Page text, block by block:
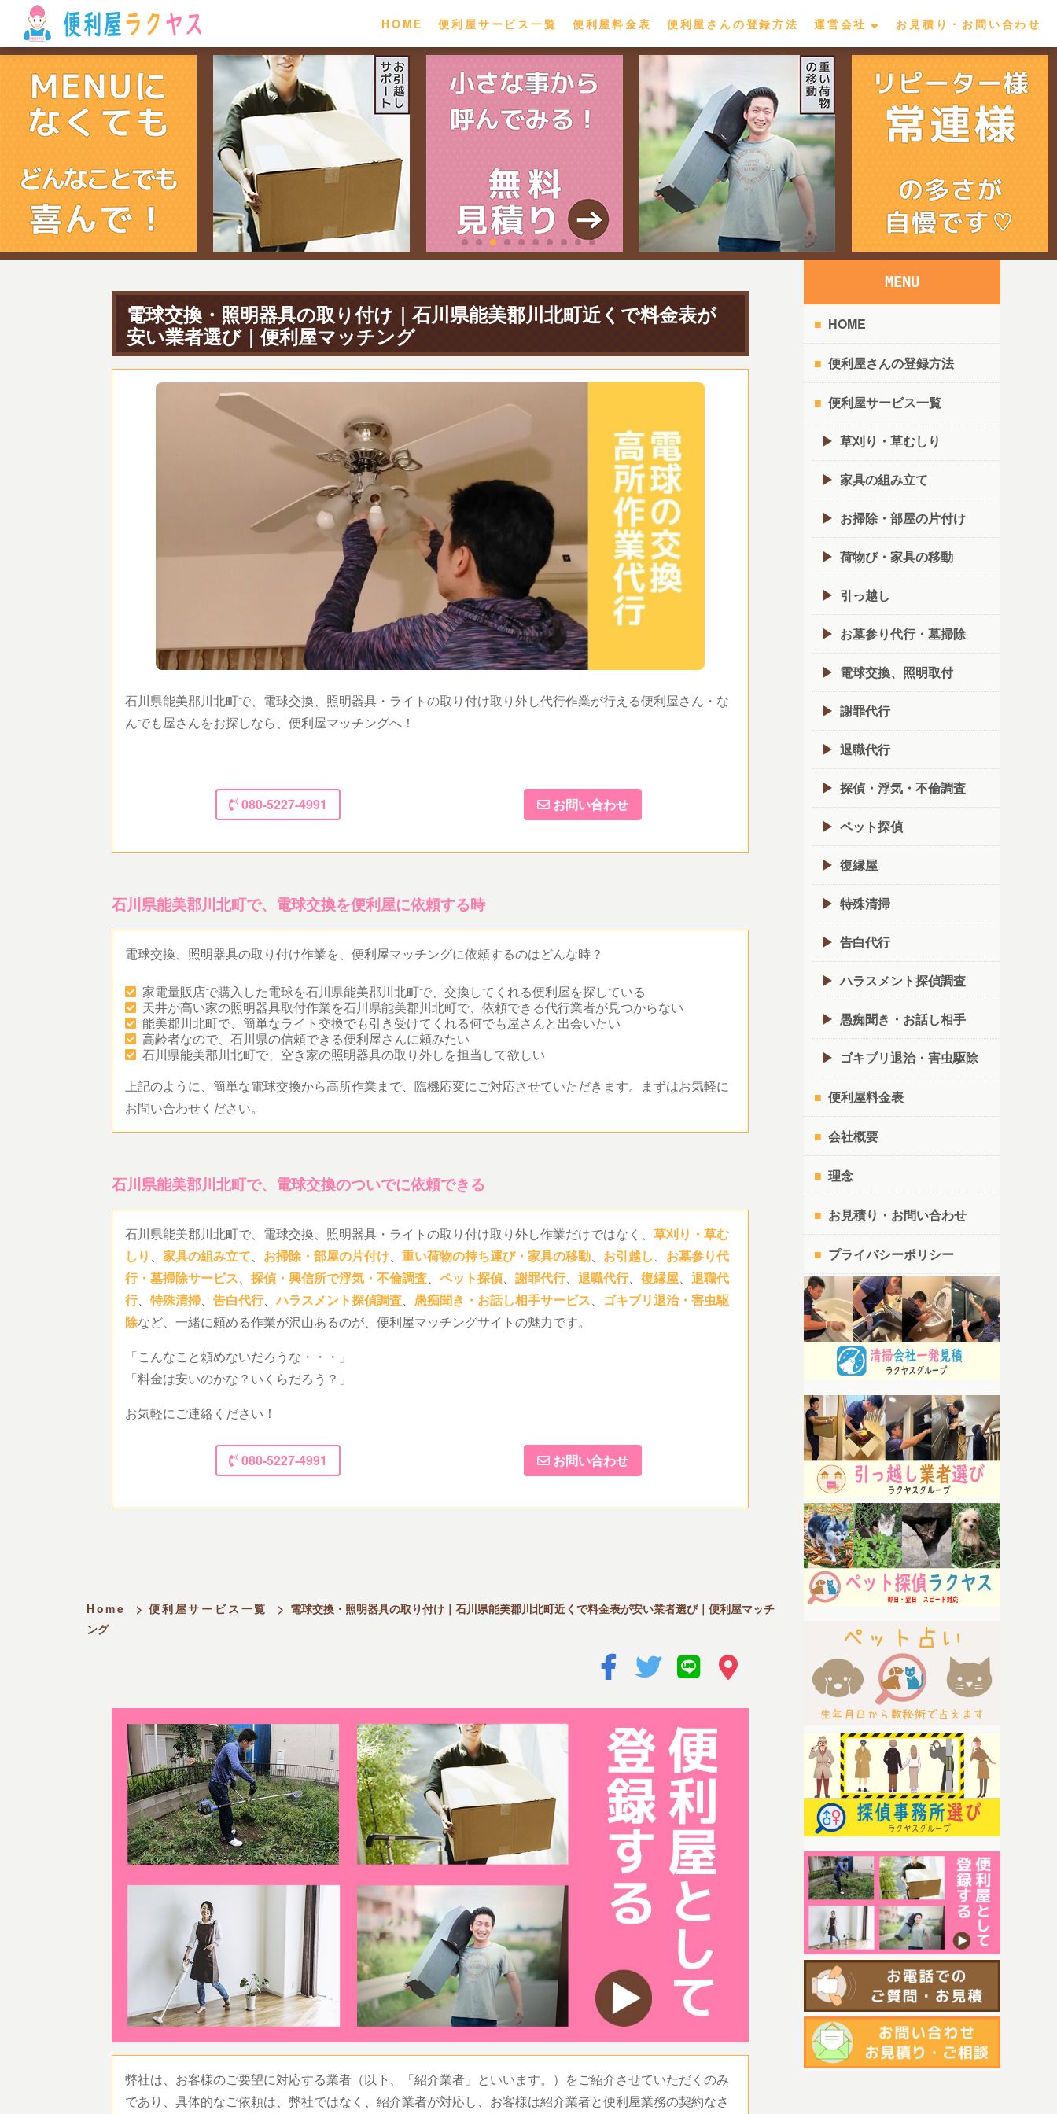
HOME 便利屋サービス一覧 便利屋料金表 便利屋さんの登録方法 運営会社 お見積り・お問い合わせ
電球交換・照明器具の取り付け｜石川県能美郡川北町近くで料金表が
安い業者選び｜便利屋マッチング
石川県能美郡川北町で、電球交換、照明器具・ライトの取り付け取り外し代行作業が行える便利屋さん・な
んでも屋さんをお探しなら、便利屋マッチングへ！
080-5227-4991 お問い合わせ
石川県能美郡川北町で、電球交換を便利屋に依頼する時
電球交換、照明器具の取り付け作業を、便利屋マッチングに依頼するのはどんな時？
家電量販店で購入した電球を石川県能美郡川北町で、交換してくれる便利屋を探している
天井が高い家の照明器具取付作業を石川県能美郡川北町で、依頼できる代行業者が見つからない
能美郡川北町で、簡単なライト交換でも引き受けてくれる何でも屋さんと出会いたい
高齢者なので、石川県の信頼できる便利屋さんに頼みたい
石川県能美郡川北町で、空き家の照明器具の取り外しを担当して欲しい
上記のように、簡単な電球交換から高所作業まで、臨機応変にご対応させていただきます。まずはお気軽に
お問い合わせください。
石川県能美郡川北町で、電球交換のついでに依頼できる
石川県能美郡川北町で、電球交換、照明器具・ライトの取り付け取り外し作業だけではなく、 草刈り・草む
しり 、 家具の組み立て、 お掃除・部屋の片付け、 重い荷物の持ち運び・家具の移動、 お引越し、 お墓参り代
行・墓掃除サービス、 探偵・興信所で浮気・不倫調査、 ペット探偵、 謝罪代行、 退職代行、 復縁屋、 退職代
行、 特殊清掃、 告白代行、ハラスメント探偵調査、 愚痴聞き・お話し相手サービス、 ゴキブリ退治・害虫駆
除など、一緒に頼める作業が沢山あるのが、便利屋マッチングサイトの魅力です。
「こんなこと頼めないだろうな・・・」
「料金は安いのかな？いくらだろう？」
お気軽にご連絡ください！
080-5227-4991 お問い合わせ
Home > 便利屋サービス一覧 > 電球交換・照明器具の取り付け｜石川県能美郡川北町近くで料金表が安い業者選び｜便利屋マッチ
ング
弊社は、お客様のご要望に対応する業者（以下、「紹介業者」といいます。）をご紹介させていただくのみ
であり、具体的なご依頼は、弊社ではなく、紹介業者が対応し、お客様は紹介業者と便利屋業務の契約なさ
MENU
HOME
便利屋さんの登録方法
便利屋サービス一覧
草刈り・草むしり
家具の組み立て
お掃除・部屋の片付け
荷物び・家具の移動
引っ越し
お墓参り代行・墓掃除
電球交換、照明取付
謝罪代行
退職代行
探偵・浮気・不倫調査
ペット探偵
復縁屋
特殊清掃
告白代行
ハラスメント探偵調査
愚痴聞き・お話し相手
ゴキブリ退治・害虫駆除
便利屋料金表
会社概要
理念
お見積り・お問い合わせ
プライバシーポリシー